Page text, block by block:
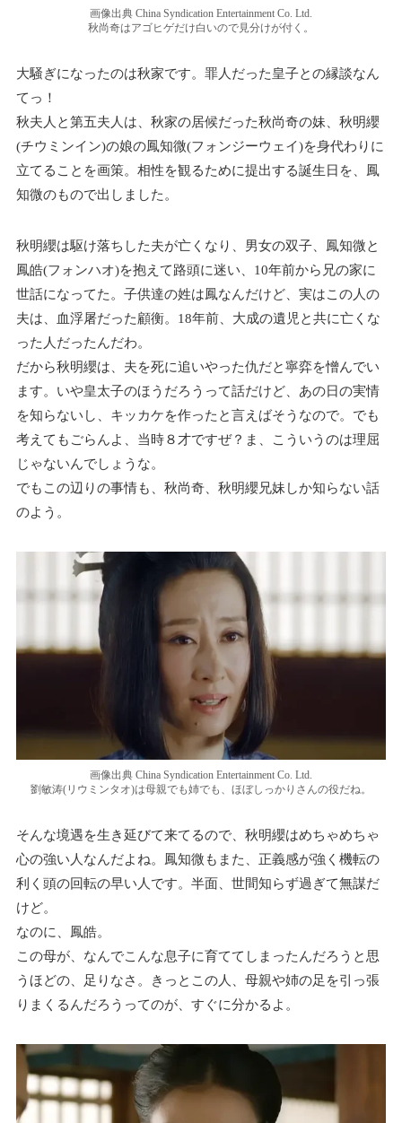
画像出典 China Syndication Entertainment Co. Ltd.
秋尚奇はアゴヒゲだけ白いので見分けが付く。
大騒ぎになったのは秋家です。罪人だった皇子との縁談なん
てっ！
秋夫人と第五夫人は、秋家の居候だった秋尚奇の妹、秋明纓
(チウミンイン)の娘の鳳知微(フォンジーウェイ)を身代わりに
立てることを画策。相性を観るために提出する誕生日を、鳳
知微のもので出しました。
秋明纓は駆け落ちした夫が亡くなり、男女の双子、鳳知微と
鳳皓(フォンハオ)を抱えて路頭に迷い、10年前から兄の家に
世話になってた。子供達の姓は鳳なんだけど、実はこの人の
夫は、血浮屠だった顧衡。18年前、大成の遺児と共に亡くな
った人だったんだわ。
だから秋明纓は、夫を死に追いやった仇だと寧弈を憎んでい
ます。いや皇太子のほうだろうって話だけど、あの日の実情
を知らないし、キッカケを作ったと言えばそうなので。でも
考えてもごらんよ、当時８才ですぜ？ま、こういうのは理屈
じゃないんでしょうな。
でもこの辺りの事情も、秋尚奇、秋明纓兄妹しか知らない話
のよう。
画像出典 China Syndication Entertainment Co. Ltd.
劉敏涛(リウミンタオ)は母親でも姉でも、ほぼしっかりさんの役だね。
そんな境遇を生き延びて来てるので、秋明纓はめちゃめちゃ
心の強い人なんだよね。鳳知微もまた、正義感が強く機転の
利く頭の回転の早い人です。半面、世間知らず過ぎて無謀だ
けど。
なのに、鳳皓。
この母が、なんでこんな息子に育ててしまったんだろうと思
うほどの、足りなさ。きっとこの人、母親や姉の足を引っ張
りまくるんだろうってのが、すぐに分かるよ。